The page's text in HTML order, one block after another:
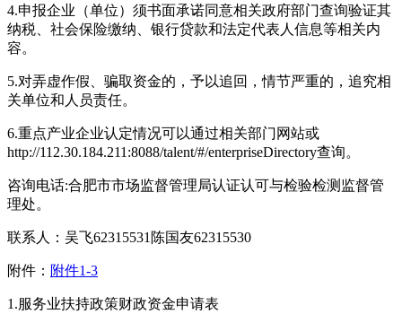
4.申报企业（单位）须书面承诺同意相关政府部门查询验证其
纳税、社会保险缴纳、银行贷款和法定代表人信息等相关内
容。
5.对弄虚作假、骗取资金的，予以追回，情节严重的，追究相
关单位和人员责任。
6.重点产业企业认定情况可以通过相关部门网站或
http://112.30.184.211:8088/talent/#/enterpriseDirectory查询。
咨询电话:合肥市市场监督管理局认证认可与检验检测监督管
理处。
联系人：吴飞62315531陈国友62315530
附件： 附件1-3
1.服务业扶持政策财政资金申请表